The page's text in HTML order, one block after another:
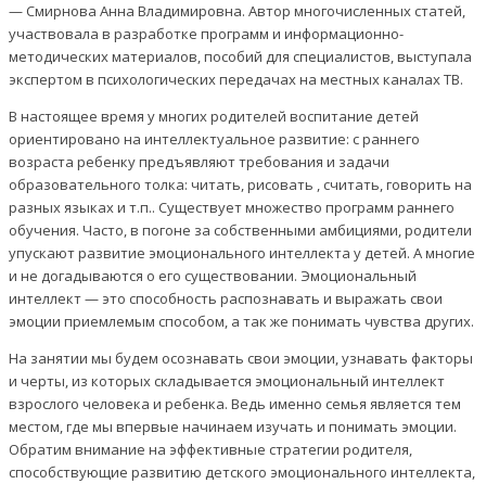
— Смирнова Анна Владимировна. Автор многочисленных статей,
участвовала в разработке программ и информационно-
методических материалов, пособий для специалистов, выступала
экспертом в психологических передачах на местных каналах ТВ.
В настоящее время у многих родителей воспитание детей
ориентировано на интеллектуальное развитие: с раннего
возраста ребенку предъявляют требования и задачи
образовательного толка: читать, рисовать , считать, говорить на
разных языках и т.п.. Существует множество программ раннего
обучения. Часто, в погоне за собственными амбициями, родители
упускают развитие эмоционального интеллекта у детей. А многие
и не догадываются о его существовании. Эмоциональный
интеллект — это способность распознавать и выражать свои
эмоции приемлемым способом, а так же понимать чувства других.
На занятии мы будем осознавать свои эмоции, узнавать факторы
и черты, из которых складывается эмоциональный интеллект
взрослого человека и ребенка. Ведь именно семья является тем
местом, где мы впервые начинаем изучать и понимать эмоции.
Обратим внимание на эффективные стратегии родителя,
способствующие развитию детского эмоционального интеллекта,